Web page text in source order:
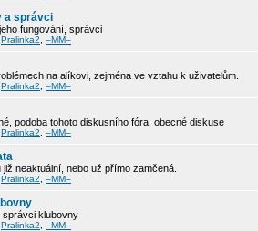
a správci
fungování, správci
Pralinka2 –MM–
na alíkovi, zejména ve vztahu k uživatelům.
Pralinka2 –MM–
podoba tohoto diskusního fóra, obecné diskuse
Pralinka2 –MM–
neaktuální, nebo už přímo zamčená.
Pralinka2 –MM–
správci klubovny
Pralinka2 –MM–